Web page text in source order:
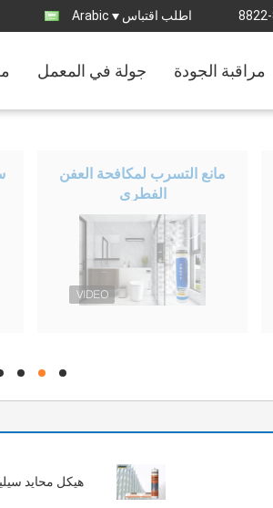
86- اطلب اقتباس Arabic
جولة في المعمل مراقبة الجودة
مانع التسرب لمكافحة العفن
الفطري
hd
hd
hd
هيكل محايد